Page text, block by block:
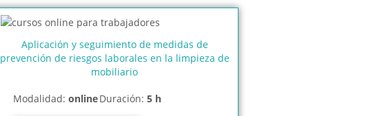
Aplicación y seguimiento de medidas de
prevención de riesgos laborales en la limpieza de
mobiliario
Modalidad: onlineDuración: 5 h